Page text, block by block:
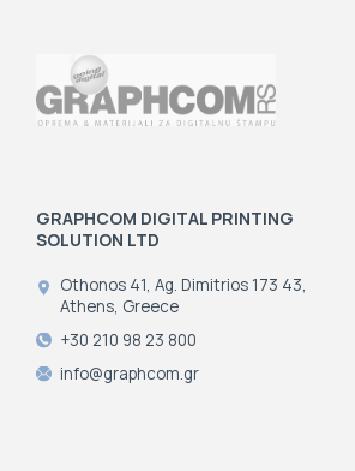
GRAPHCOM DIGITAL PRINTING
SOLUTION LTD
Othonos 41, Ag. Dimitrios 173 43,
Athens, Greece
+30 210 98 23 800
info@graphcom.gr